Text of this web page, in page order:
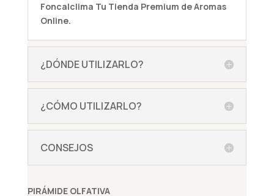
Foncalclima Tu Tienda Premium de Aromas
Online.
¿DÓNDE UTILIZARLO?
¿CÓMO UTILIZARLO?
CONSEJOS
PIRÁMIDE OLFATIVA